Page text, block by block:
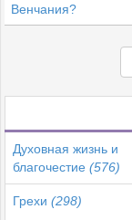
Венчания?
Духовная жизнь и
благочестие (576)
Грехи (298)